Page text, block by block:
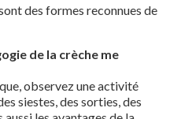
des formes reconnues de
de la crèche me
observez une activité
siestes, des sorties, des